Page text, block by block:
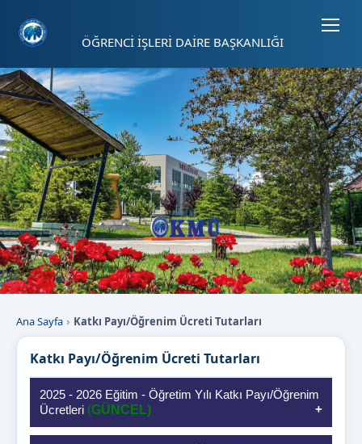
ÖĞRENCİ İŞLERİ DAİRE BAŞKANLIĞI
Ana Sayfa Katkı Payı/Öğrenim Ücreti Tutarları
Katkı Payı/Öğrenim Ücreti Tutarları
2025 - 2026 Eğitim - Öğretim Yılı Katkı Payı/Öğrenim
Ücretleri (GÜNCEL)